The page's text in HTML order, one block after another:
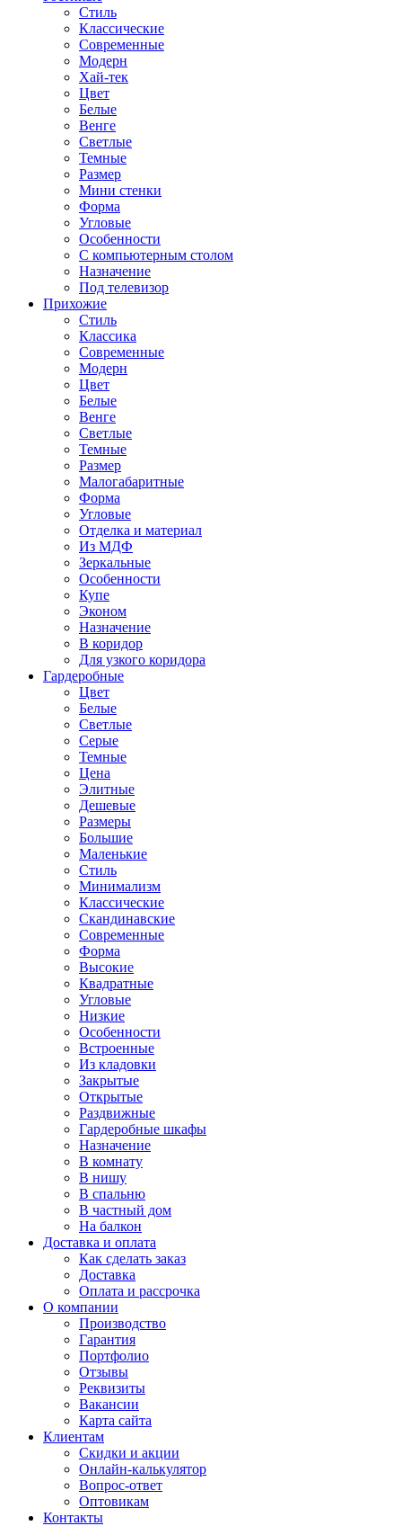
Стиль
Классические
Современные
Модерн
Хай-тек
Цвет
Белые
Венге
Светлые
Темные
Размер
Мини стенки
Форма
Угловые
Особенности
С компьютерным столом
Назначение
Под телевизор
Прихожие
Стиль
Классика
Современные
Модерн
Цвет
Белые
Венге
Светлые
Темные
Размер
Малогабаритные
Форма
Угловые
Отделка и материал
Из МДФ
Зеркальные
Особенности
Купе
Эконом
Назначение
В коридор
Для узкого коридора
Гардеробные
Цвет
Белые
Светлые
Серые
Темные
Цена
Элитные
Дешевые
Размеры
Большие
Маленькие
Стиль
Минимализм
Классические
Скандинавские
Современные
Форма
Высокие
Квадратные
Угловые
Низкие
Особенности
Встроенные
Из кладовки
Закрытые
Открытые
Раздвижные
Гардеробные шкафы
Назначение
В комнату
В нишу
В спальню
В частный дом
На балкон
Доставка и оплата
Как сделать заказ
Доставка
Оплата и рассрочка
О компании
Производство
Гарантия
Портфолио
Отзывы
Реквизиты
Вакансии
Карта сайта
Клиентам
Скидки и акции
Онлайн-калькулятор
Вопрос-ответ
Оптовикам
Контакты